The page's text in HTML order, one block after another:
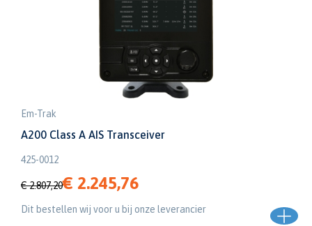
Em-Trak
A200 Class A AIS Transceiver
425-0012
€ 2.807,20€ 2.245,76
Dit bestellen wij voor u bij onze leverancier